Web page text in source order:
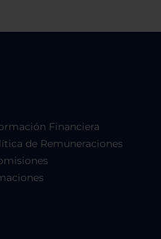
Financiera
de Remuneraciones